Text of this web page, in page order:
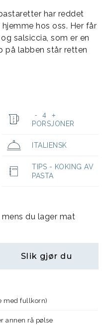
har reddet
hos oss. Her får
salsiccia, som er en
på labben står retten
- 4 +
PORSJONER
ITALIENSK
TIPS - KOKING AV
PASTA
du lager mat
Slik gjør du
med fullkorn)
annen rå pølse